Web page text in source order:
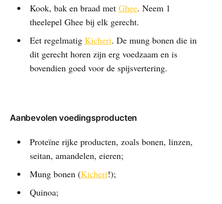
Kook, bak en braad met Ghee. Neem 1
theelepel Ghee bij elk gerecht.
Eet regelmatig Kicheri. De mung bonen die in
dit gerecht horen zijn erg voedzaam en is
bovendien goed voor de spijsvertering.
Aanbevolen voedingsproducten
Proteïne rijke producten, zoals bonen, linzen,
seitan, amandelen, eieren;
Mung bonen (Kicheri!);
Quinoa;